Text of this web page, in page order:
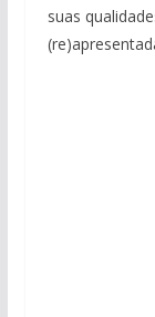
suas